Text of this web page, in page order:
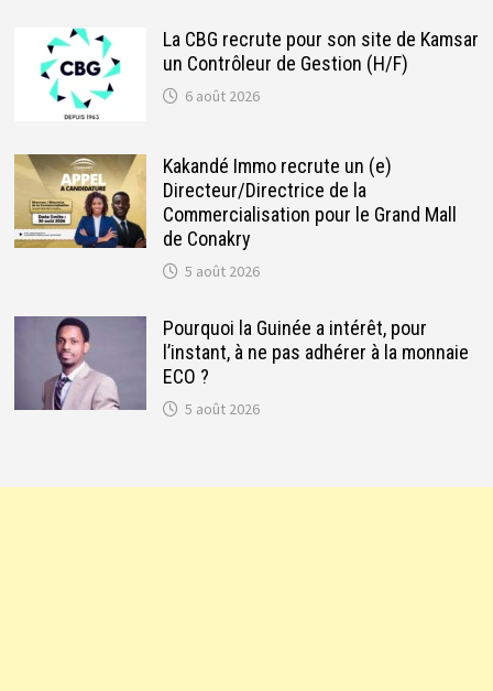
La CBG recrute pour son site de Kamsar
un Contrôleur de Gestion (H/F)
6 août 2026
Kakandé Immo recrute un (e)
Directeur/Directrice de la
Commercialisation pour le Grand Mall
de Conakry
5 août 2026
Pourquoi la Guinée a intérêt, pour
l’instant, à ne pas adhérer à la monnaie
ECO ?
5 août 2026